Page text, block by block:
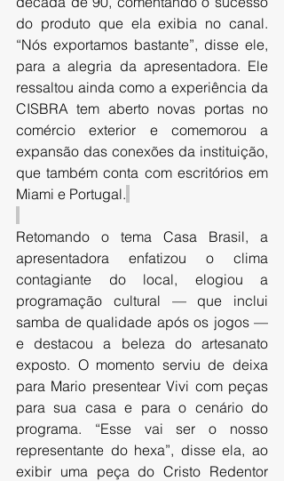
do produto que ela exibia no canal.
“Nós exportamos bastante”, disse ele,
para a alegria da apresentadora. Ele
ressaltou ainda como a experiência da
CISBRA tem aberto novas portas no
comércio exterior e comemorou a
expansão das conexões da instituição,
que também conta com escritórios em
Miami e Portugal.
Retomando o tema Casa Brasil, a
apresentadora enfatizou o clima
contagiante do local, elogiou a
programação cultural — que inclui
samba de qualidade após os jogos —
e destacou a beleza do artesanato
exposto. O momento serviu de deixa
para Mario presentear Vivi com peças
para sua casa e para o cenário do
programa. “Esse vai ser o nosso
representante do hexa”, disse ela, ao
exibir uma peça do Cristo Redentor